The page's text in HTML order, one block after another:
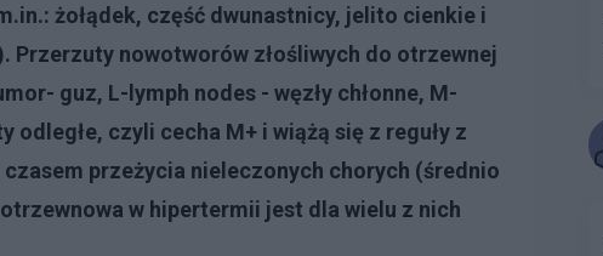
żołądek, część dwunastnicy, jelito cienkie i
Przerzuty nowotworów złośliwych do otrzewnej
guz, L-lymph nodes - węzły chłonne, M-
czyli cecha M+ i wiążą się z reguły z
przeżycia nieleczonych chorych (średnio
w hipertermii jest dla wielu z nich